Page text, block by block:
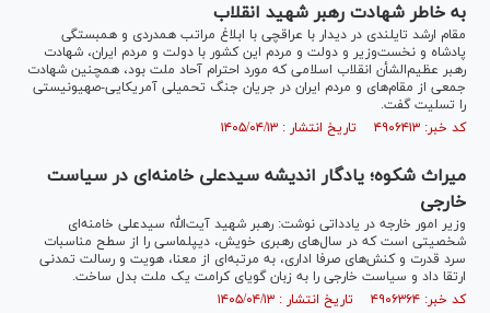
به خاطر شهادت رهبر شهید انقلاب
مقام ارشد تایلندی در دیدار با عراقچی با ابلاغ مراتب همدردی و همبستگی
پادشاه و نخست‌وزیر و دولت و مردم این کشور با دولت و مردم ایران، شهادت
رهبر عظیم‌الشأن انقلاب اسلامی که مورد احترام آحاد ملت بود، همچنین شهادت
جمعی از مقام‌های و مردم ایران در جریان جنگ تحمیلی آمریکایی-صهیونیستی
را تسلیت گفت.
کد خبر: ۴۹۰۶۴۱۳ تاریخ انتشار : ۱۴۰۵/۰۴/۱۳
میراث شکوه؛ یادگار اندیشه سیدعلی خامنه‌ای در سیاست
خارجی
وزیر امور خارجه در یادداتی نوشت: رهبر شهید آیت‌الله سیدعلی خامنه‌ای
شخصیتی است که در سال‌های رهبری خویش، دیپلماسی را از سطح مناسبات
سرد قدرت و کنش‌های صرفا اداری، به مرتبه‌ای از معنا، هویت و رسالت تمدنی
ارتقا داد و سیاست خارجی را به زبان گویای کرامت یک ملت بدل ساخت.
کد خبر: ۴۹۰۶۳۶۴ تاریخ انتشار : ۱۴۰۵/۰۴/۱۳